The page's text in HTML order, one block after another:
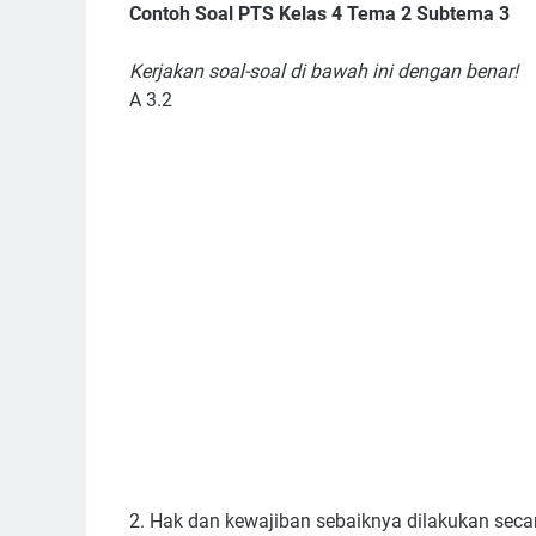
Contoh Soal PTS Kelas 4 Tema 2 Subtema 3
Kerjakan soal-soal di bawah ini dengan benar!
A 3.2
2. Hak dan kewajiban sebaiknya dilakukan